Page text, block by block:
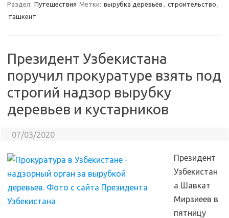
Раздел: Путешествия Метки: вырубка деревьев , строительство ,
ташкент
Президент Узбекистана
поручил прокуратуре взять под
строгий надзор вырубку
деревьев и кустарников
07/03/2020
Президент
Узбекистан
а Шавкат
Мирзиеев в
пятницу